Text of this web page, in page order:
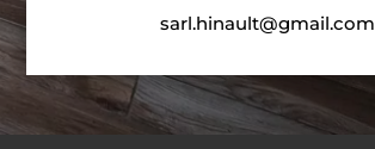
sarl.hinault@gmail.com